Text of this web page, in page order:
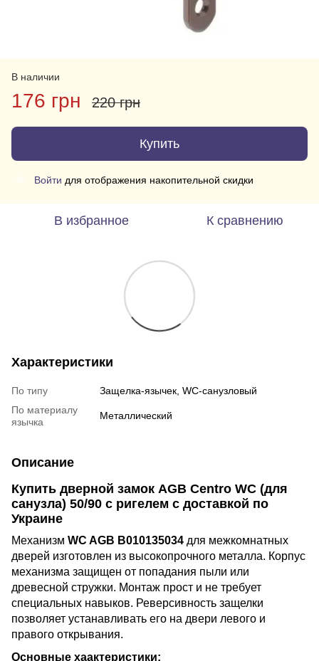
В наличии
176 грн 220 грн
Купить
Войти для отображения накопительной скидки
В избранное К сравнению
Характеристики
По типу
Защелка-язычек, WC-санузловый
По материалу
язычка
Металлический
Описание
Купить дверной замок AGB Centro WC (для
санузла) 50/90 с ригелем с доставкой по
Украине
Механизм WC AGB B010135034 для межкомнатных
дверей изготовлен из высокопрочного металла. Корпус
механизма защищен от попадания пыли или
древесной стружки. Монтаж прост и не требует
специальных навыков. Реверсивность защелки
позволяет устанавливать его на двери левого и
правого открывания.
Основные хаактеристики: